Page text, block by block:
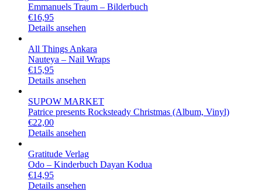
Emmanuels Traum – Bilderbuch
€16,95
Details ansehen
All Things Ankara
Nauteya – Nail Wraps
€15,95
Details ansehen
SUPOW MARKET
Patrice presents Rocksteady Christmas (Album, Vinyl)
€22,00
Details ansehen
Gratitude Verlag
Odo – Kinderbuch Dayan Kodua
€14,95
Details ansehen